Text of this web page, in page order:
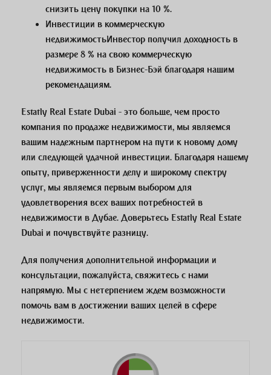
снизить цену покупки на 10 %.
Инвестиции в коммерческую
недвижимостьИнвестор получил доходность в
размере 8 % на свою коммерческую
недвижимость в Бизнес-Бэй благодаря нашим
рекомендациям.
Estatly Real Estate Dubai - это больше, чем просто
компания по продаже недвижимости, мы являемся
вашим надежным партнером на пути к новому дому
или следующей удачной инвестиции. Благодаря нашему
опыту, приверженности делу и широкому спектру
услуг, мы являемся первым выбором для
удовлетворения всех ваших потребностей в
недвижимости в Дубае. Доверьтесь Estatly Real Estate
Dubai и почувствуйте разницу.
Для получения дополнительной информации и
консультации, пожалуйста, свяжитесь с нами
напрямую. Мы с нетерпением ждем возможности
помочь вам в достижении ваших целей в сфере
недвижимости.